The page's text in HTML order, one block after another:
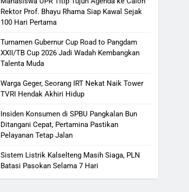
Rektor Prof. Bhayu Rhama Siap Kawal Sejak
100 Hari Pertama
Turnamen Gubernur Cup Road to Pangdam
XXII/TB Cup 2026 Jadi Wadah Kembangkan
Talenta Muda
Warga Geger, Seorang IRT Nekat Naik Tower
TVRI Hendak Akhiri Hidup
Insiden Konsumen di SPBU Pangkalan Bun
Ditangani Cepat, Pertamina Pastikan
Pelayanan Tetap Jalan
Sistem Listrik Kalselteng Masih Siaga, PLN
Batasi Pasokan Selama 7 Hari
Distribusi BBM Diperkuat,
Pertamina Targetkan Antrean di
Ketua dan Empat Komisioner
Tersangka Dugaan Korupsi
Dana Hibah Pilkada Rp40 Miliar
HUKUM DAN KRIMINAL
Presiden Prabowo Minta Bahlil
Segera Tuntaskan Pemadaman
Listrik di Kalsel-Teng